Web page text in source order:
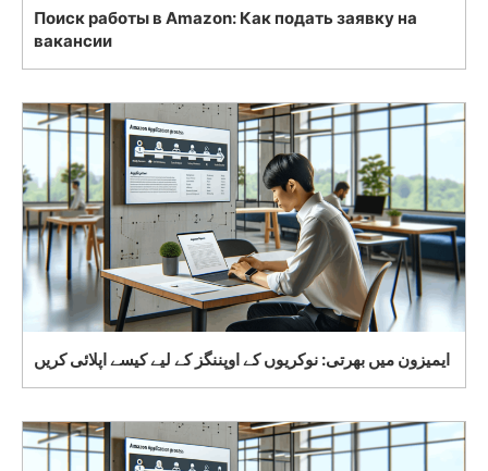
Поиск работы в Amazon: Как подать заявку на
вакансии
ایمیزون میں بھرتی: نوکریوں کے اوپننگز کے لیے کیسے اپلائی کریں